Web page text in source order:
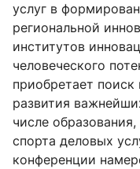
услуг в
региональной
институтов
человеческого
приобретает
развития
числе
спорта деловых
конференции